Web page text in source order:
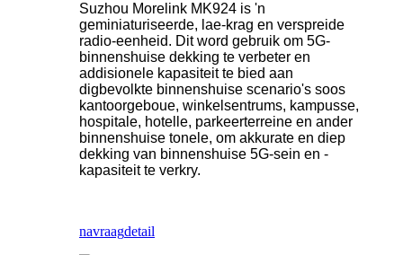
Suzhou Morelink MK924 is 'n
geminiaturiseerde, lae-krag en verspreide
radio-eenheid. Dit word gebruik om 5G-
binnenshuise dekking te verbeter en
addisionele kapasiteit te bied aan
digbevolkte binnenshuise scenario's soos
kantoorgeboue, winkelsentrums, kampusse,
hospitale, hotelle, parkeerterreine en ander
binnenshuise tonele, om akkurate en diep
dekking van binnenshuise 5G-sein en -
kapasiteit te verkry.
navraagdetail